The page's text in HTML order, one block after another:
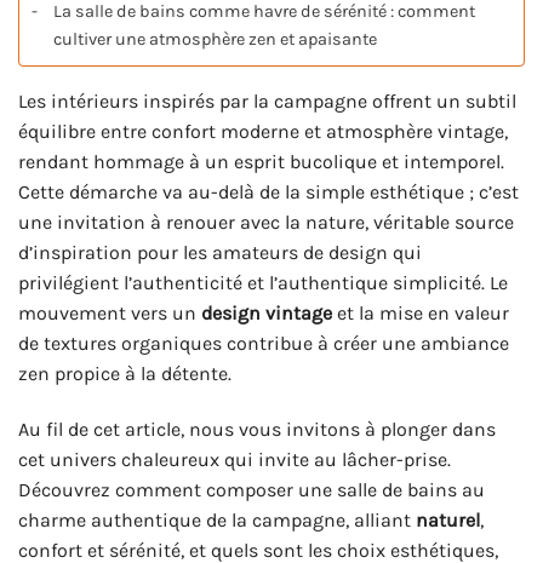
La salle de bains comme havre de sérénité : comment
cultiver une atmosphère zen et apaisante
Les intérieurs inspirés par la campagne offrent un subtil
équilibre entre confort moderne et atmosphère vintage,
rendant hommage à un esprit bucolique et intemporel.
Cette démarche va au-delà de la simple esthétique ; c’est
une invitation à renouer avec la nature, véritable source
d’inspiration pour les amateurs de design qui
privilégient l’authenticité et l’authentique simplicité. Le
mouvement vers un design vintage et la mise en valeur
de textures organiques contribue à créer une ambiance
zen propice à la détente.
Au fil de cet article, nous vous invitons à plonger dans
cet univers chaleureux qui invite au lâcher-prise.
Découvrez comment composer une salle de bains au
charme authentique de la campagne, alliant naturel,
confort et sérénité, et quels sont les choix esthétiques,